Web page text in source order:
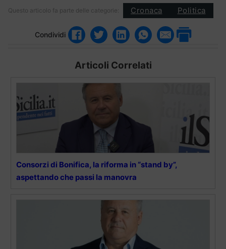
Questo articolo fa parte delle categorie: Cronaca Politica
Condividi
Articoli Correlati
Consorzi di Bonifica, la riforma in “stand by”,
aspettando che passi la manovra